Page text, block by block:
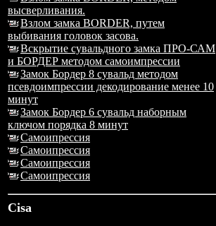
высверливания.
Взлом замка BORDER, путем
выбивания головок засова.
Вскрытие сувальдного замка ПРО-САМ
и БОРДЕР методом самоимпрессии
Замок Бордер 8 сувальд методом
псевдоимпрессии декодирование менее 10
минут
Замок Бордер 6 сувальд наборным
ключом порядка 8 минут
Самоипрессия
Самоипрессия
Самоипрессия
Самоипрессия
Cisa